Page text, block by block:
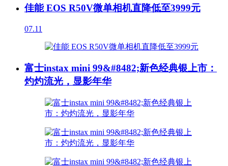
佳能 EOS R50V微单相机直降低至3999元
07.11
富士instax mini 99&#8482;新色经典银上市：
灼灼流光，显影年华